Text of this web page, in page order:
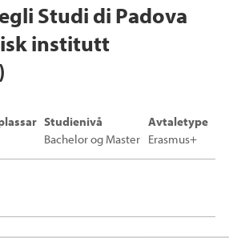
Studi di Padova
institutt
Studienivå
Bachelor og Master
Avtaletype
Erasmus+